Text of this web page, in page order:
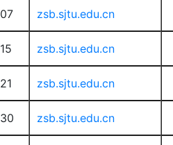
zsb.sjtu.edu.cn
zsb.sjtu.edu.cn
zsb.sjtu.edu.cn
zsb.sjtu.edu.cn